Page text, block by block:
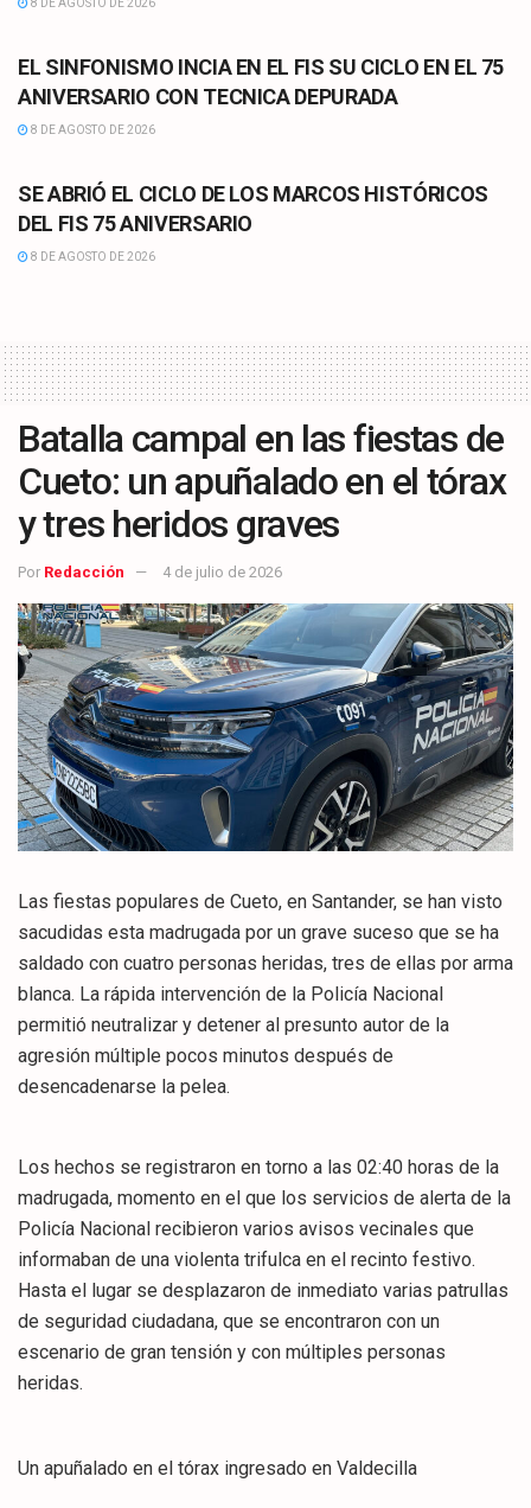
EL SINFONISMO INCIA EN EL FIS SU CICLO EN EL 75
ANIVERSARIO CON TECNICA DEPURADA
8 DE AGOSTO DE 2026
SE ABRIÓ EL CICLO DE LOS MARCOS HISTÓRICOS
DEL FIS 75 ANIVERSARIO
8 DE AGOSTO DE 2026
Batalla campal en las fiestas de
Cueto: un apuñalado en el tórax
y tres heridos graves
Por Redacción 4 de julio de 2026
Las fiestas populares de Cueto, en Santander, se han visto
sacudidas esta madrugada por un grave suceso que se ha
saldado con cuatro personas heridas, tres de ellas por arma
blanca. La rápida intervención de la Policía Nacional
permitió neutralizar y detener al presunto autor de la
agresión múltiple pocos minutos después de
desencadenarse la pelea.
​Los hechos se registraron en torno a las 02:40 horas de la
madrugada, momento en el que los servicios de alerta de la
Policía Nacional recibieron varios avisos vecinales que
informaban de una violenta trifulca en el recinto festivo.
Hasta el lugar se desplazaron de inmediato varias patrullas
de seguridad ciudadana, que se encontraron con un
escenario de gran tensión y con múltiples personas
heridas.
​Un apuñalado en el tórax ingresado en Valdecilla